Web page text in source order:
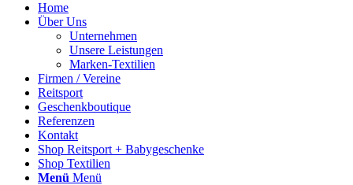
Home
Über Uns
Unternehmen
Unsere Leistungen
Marken-Textilien
Firmen / Vereine
Reitsport
Geschenkboutique
Referenzen
Kontakt
Shop Reitsport + Babygeschenke
Shop Textilien
Menü Menü